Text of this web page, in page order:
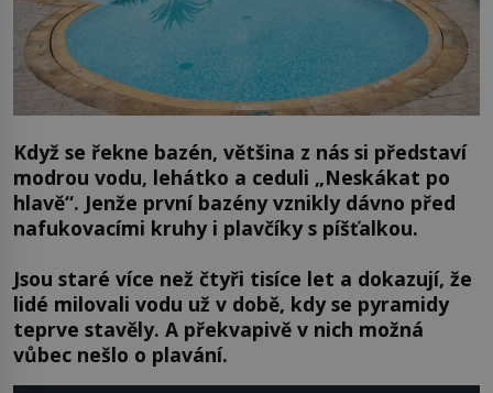
Když se řekne bazén, většina z nás si představí
modrou vodu, lehátko a ceduli „Neskákat po
hlavě“. Jenže první bazény vznikly dávno před
nafukovacími kruhy i plavčíky s píšťalkou.
Jsou staré více než čtyři tisíce let a dokazují, že
lidé milovali vodu už v době, kdy se pyramidy
teprve stavěly. A překvapivě v nich možná
vůbec nešlo o plavání.